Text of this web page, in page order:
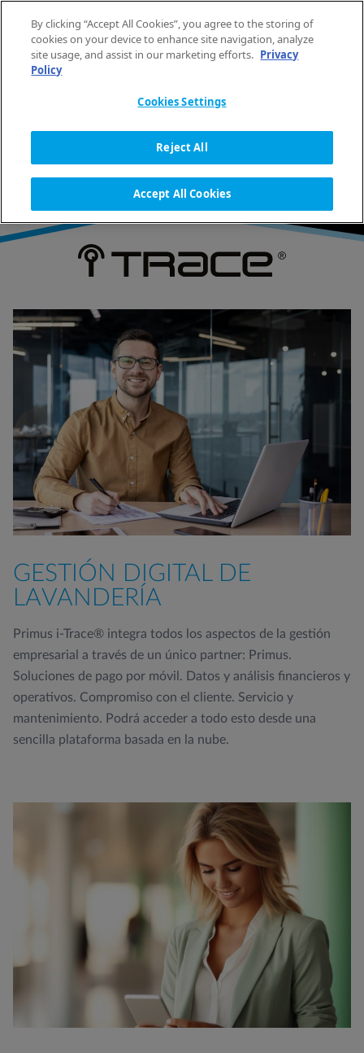
ES
INICIO TECNOLOGÍA DE LAVANDERÍA
GESTIÓN DIGITAL DE
LAVANDERÍA
Primus i-Trace® integra todos los aspectos de la gestión
empresarial a través de un único partner: Primus.
Soluciones de pago por móvil. Datos y análisis financieros y
operativos. Compromiso con el cliente. Servicio y
mantenimiento. Podrá acceder a todo esto desde una
sencilla plataforma basada en la nube.
By clicking “Accept All Cookies”, you agree to the storing of
cookies on your device to enhance site navigation, analyze
site usage, and assist in our marketing efforts. Privacy
Policy
Cookies Settings
Reject All
Accept All Cookies